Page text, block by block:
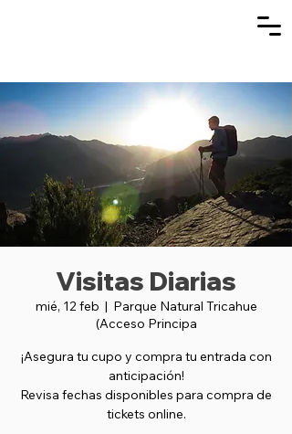
Visitas Diarias
mié, 12 feb
  |
Parque Natural Tricahue
(Acceso Principa
¡Asegura tu cupo y compra tu entrada con
anticipación!
Revisa fechas disponibles para compra de
tickets online.